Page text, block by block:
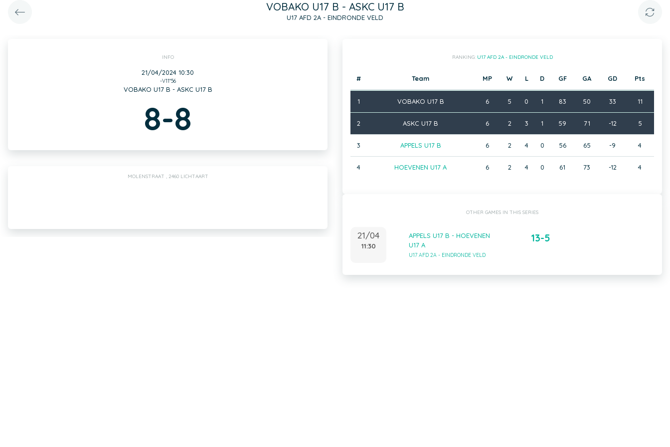
VOBAKO U17 B - ASKC U17 B
U17 AFD 2A - EINDRONDE VELD
INFO
21/04/2024 10:30
-V11*56
VOBAKO U17 B - ASKC U17 B
8-8
MOLENSTRAAT , 2460 LICHTAART
RANKING: U17 AFD 2A - EINDRONDE VELD
# Team MP W L D GF GA GD Pts
1 VOBAKO U17 B 6 5 0 1 83 50 33 11
2 ASKC U17 B 6 2 3 1 59 71 -12 5
3 APPELS U17 B 6 2 4 0 56 65 -9 4
4 HOEVENEN U17 A 6 2 4 0 61 73 -12 4
OTHER GAMES IN THIS SERIES
21/04
11:30
APPELS U17 B - HOEVENEN
U17 A
U17 AFD 2A - EINDRONDE VELD
13-5